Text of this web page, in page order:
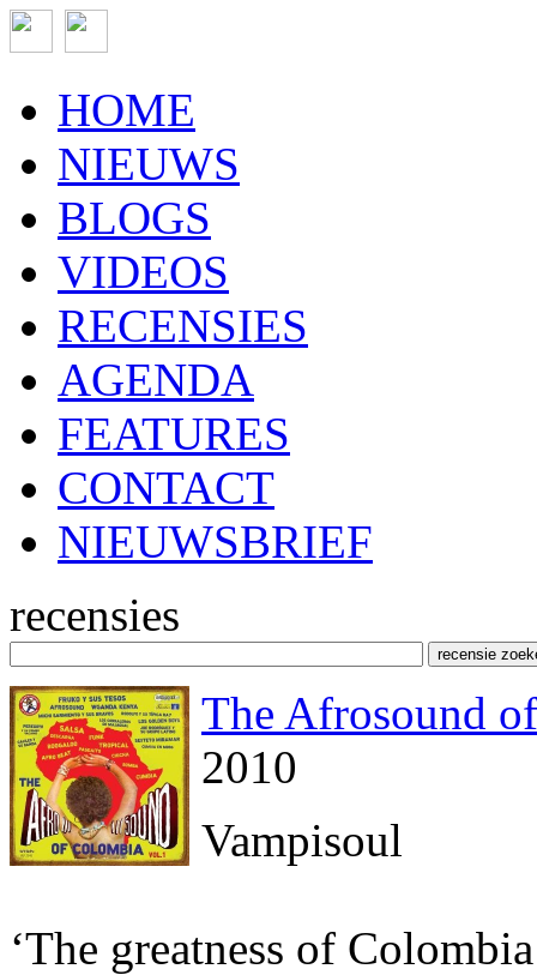
HOME
NIEUWS
BLOGS
VIDEOS
RECENSIES
AGENDA
FEATURES
CONTACT
NIEUWSBRIEF
recensies
The Afrosound
2010
Vampisoul
‘The greatness of